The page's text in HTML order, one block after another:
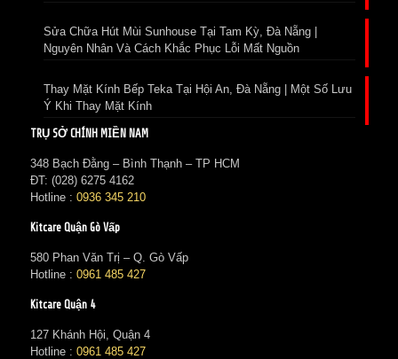
Sửa Chữa Hút Mùi Sunhouse Tại Tam Kỳ, Đà Nẵng |
Nguyên Nhân Và Cách Khắc Phục Lỗi Mất Nguồn
Thay Mặt Kính Bếp Teka Tại Hội An, Đà Nẵng | Một Số Lưu
Ý Khi Thay Mặt Kính
TRỤ SỞ CHÍNH MIỀN NAM
348 Bạch Đằng – Bình Thạnh – TP HCM
ĐT: (028) 6275 4162
Hotline : 0936 345 210
Kitcare Quận Gò Vấp
580 Phan Văn Trị – Q. Gò Vấp
Hotline : 0961 485 427
Kitcare Quận 4
127 Khánh Hội, Quận 4
Hotline : 0961 485 427